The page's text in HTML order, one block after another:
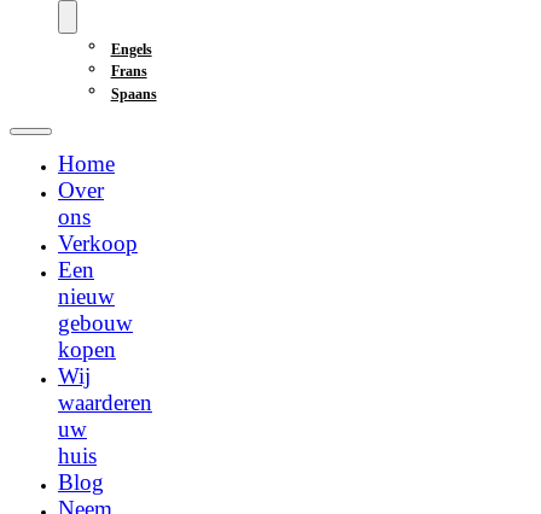
Engels
Frans
Spaans
Home
Over
ons
Verkoop
Een
nieuw
gebouw
kopen
Wij
waarderen
uw
huis
Blog
Neem